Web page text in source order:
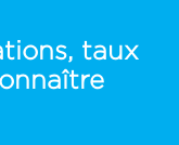
taux